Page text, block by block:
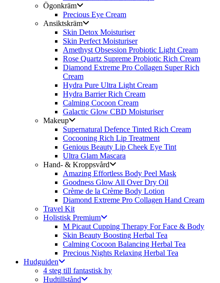
Ögonkräm
Precious Eye Cream
Ansiktskräm
Skin Detox Moisturiser
Skin Perfect Moisturiser
Amethyst Obsession Probiotic Light Cream
Rose Quartz Supreme Probiotic Rich Cream
Diamond Extreme Pro Collagen Super Rich
Cream
Hydra Pure Ultra Light Cream
Hydra Barrier Rich Cream
Calming Cocoon Cream
Galactic Glow CBD Moisturiser
Makeup
Supernatural Defence Tinted Rich Cream
Cocooning Rich Lip Treatment
Genious Beauty Lip Cheek Eye Tint
Ultra Glam Mascara
Hand- & Kroppsvård
Amazing Effortless Body Peel Mask
Goodness Glow All Over Dry Oil
Crème de la Crème Body Lotion
Diamond Extreme Pro Collagen Hand Cream
Travel Kit
Holistisk Premium
M Picaut Cupping Therapy For Face & Body
Skin Beauty Boosting Herbal Tea
Calming Cocoon Balancing Herbal Tea
Precious Nights Relaxing Herbal Tea
Hudguiden
4 steg till fantastisk hy
Hudtillstånd